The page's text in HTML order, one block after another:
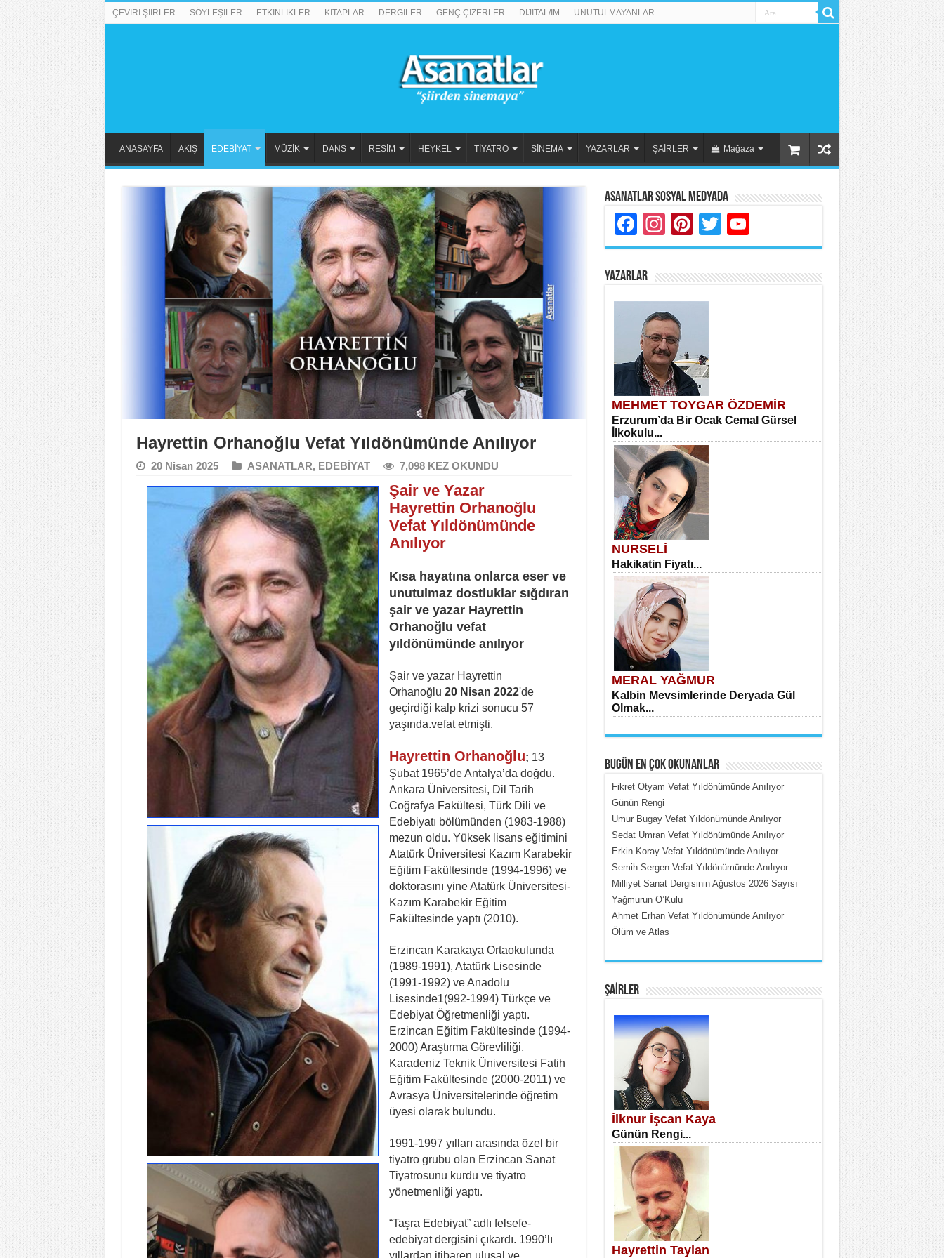
ÇEVİRİ ŞİİRLER SÖYLEŞİLER ETKİNLİKLER KİTAPLAR DERGİLER GENÇ ÇİZERLER DİJİTAL/İM UNUTULMAYANLAR
ANASAYFA AKIŞ EDEBİYAT MÜZİK DANS RESİM HEYKEL TİYATRO SİNEMA YAZARLAR ŞAİRLER Mağaza
Hayrettin Orhanoğlu Vefat Yıldönümünde Anılıyor
20 Nisan 2025 ASANATLAR, EDEBİYAT 7,098 KEZ OKUNDU
Şair ve Yazar
Hayrettin Orhanoğlu
Vefat Yıldönümünde
Anılıyor
Kısa hayatına onlarca eser ve
unutulmaz dostluklar sığdıran
şair ve yazar Hayrettin
Orhanoğlu vefat
yıldönümünde anılıyor
Şair ve yazar Hayrettin
Orhanoğlu 20 Nisan 2022'de
geçirdiği kalp krizi sonucu 57
yaşında.vefat etmişti.
Hayrettin Orhanoğlu; 13
Şubat 1965’de Antalya’da doğdu.
Ankara Üniversitesi, Dil Tarih
Coğrafya Fakültesi, Türk Dili ve
Edebiyatı bölümünden (1983-1988)
mezun oldu. Yüksek lisans eğitimini
Atatürk Üniversitesi Kazım Karabekir
Eğitim Fakültesinde (1994-1996) ve
doktorasını yine Atatürk Üniversitesi-
Kazım Karabekir Eğitim
Fakültesinde yaptı (2010).
Erzincan Karakaya Ortaokulunda
(1989-1991), Atatürk Lisesinde
(1991-1992) ve Anadolu
Lisesinde1(992-1994) Türkçe ve
Edebiyat Öğretmenliği yaptı.
Erzincan Eğitim Fakültesinde (1994-
2000) Araştırma Görevliliği,
Karadeniz Teknik Üniversitesi Fatih
Eğitim Fakültesinde (2000-2011) ve
Avrasya Üniversitelerinde öğretim
üyesi olarak bulundu.
1991-1997 yılları arasında özel bir
tiyatro grubu olan Erzincan Sanat
Tiyatrosunu kurdu ve tiyatro
yönetmenliği yaptı.
“Taşra Edebiyat” adlı felsefe-
edebiyat dergisini çıkardı. 1990’lı
yıllardan itibaren ulusal ve
Asanatlar Sosyal Medyada
Facebook
Instagram
Pinterest
Twitter
YAZARLAR
MEHMET TOYGAR ÖZDEMİR
Erzurum’da Bir Ocak Cemal Gürsel
İlkokulu...
NURSELİ
Hakikatin Fiyatı...
MERAL YAĞMUR
Kalbin Mevsimlerinde Deryada Gül
Olmak...
MEHMET ÇOBAN
İçerdeki Put Dışardaki Maskeler...
SATILMIŞ ÜMİT ÇETİNKAYA
Erkenlik...
NECLA DİLEK ARSLAN
Öğretmenler Günü Mahkemesi...
BUGÜN EN ÇOK OKUNANLAR
Fikret Otyam Vefat Yıldönümünde Anılıyor
Günün Rengi
Umur Bugay Vefat Yıldönümünde Anılıyor
Sedat Umran Vefat Yıldönümünde Anılıyor
Erkin Koray Vefat Yıldönümünde Anılıyor
Semih Sergen Vefat Yıldönümünde Anılıyor
Milliyet Sanat Dergisinin Ağustos 2026 Sayısı
Yağmurun O’Kulu
Ahmet Erhan Vefat Yıldönümünde Anılıyor
Ölüm ve Atlas
ŞAİRLER
İlknur İşcan Kaya
Günün Rengi...
Hayrettin Taylan